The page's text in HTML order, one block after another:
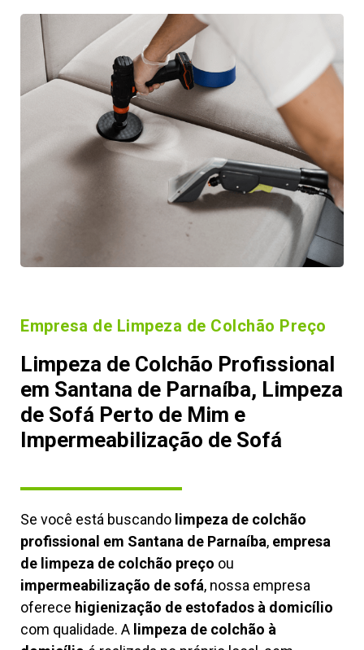
Empresa de Limpeza de Colchão Preço
Limpeza de Colchão Profissional
em Santana de Parnaíba, Limpeza
de Sofá Perto de Mim e
Impermeabilização de Sofá
Se você está buscando limpeza de colchão
profissional em Santana de Parnaíba, empresa
de limpeza de colchão preço ou
impermeabilização de sofá, nossa empresa
oferece higienização de estofados à domicílio
com qualidade. A limpeza de colchão à